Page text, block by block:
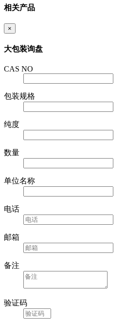
相关产品
×
大包装询盘
CAS NO
包装规格
纯度
数量
单位名称
电话
邮箱
备注
验证码